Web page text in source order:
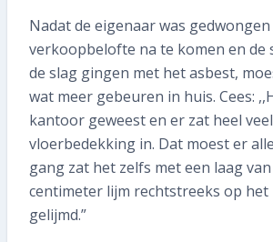
Nadat de eigenaar was
verkoopbelofte na te komen en de
de slag gingen met het asbest,
wat meer gebeuren in huis. Cees:
kantoor geweest en er zat heel veel
vloerbedekking in. Dat moest er
gang zat het zelfs met een laag
centimeter lijm rechtstreeks op het
gelijmd.”